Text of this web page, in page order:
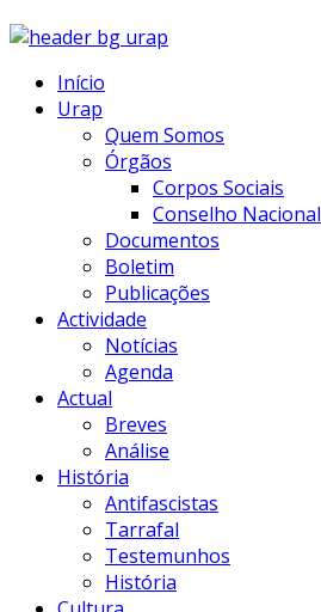
Início
Urap
Quem Somos
Órgãos
Corpos Sociais
Conselho Nacional
Documentos
Boletim
Publicações
Actividade
Notícias
Agenda
Actual
Breves
Análise
História
Antifascistas
Tarrafal
Testemunhos
História